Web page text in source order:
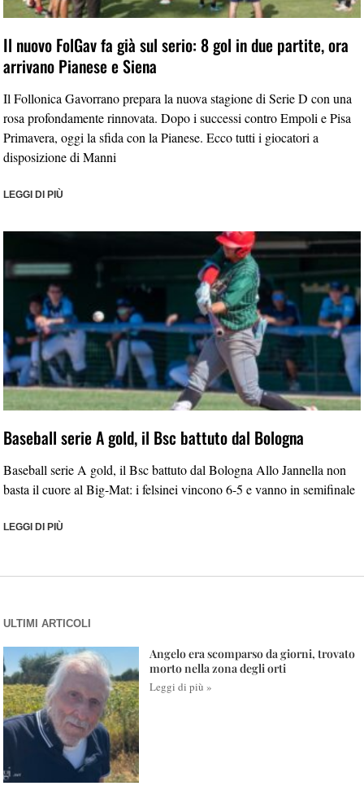
Il nuovo FolGav fa già sul serio: 8 gol in due partite, ora
arrivano Pianese e Siena
Il Follonica Gavorrano prepara la nuova stagione di Serie D con una
rosa profondamente rinnovata. Dopo i successi contro Empoli e Pisa
Primavera, oggi la sfida con la Pianese. Ecco tutti i giocatori a
disposizione di Manni
LEGGI DI PIÙ
Baseball serie A gold, il Bsc battuto dal Bologna
Baseball serie A gold, il Bsc battuto dal Bologna Allo Jannella non
basta il cuore al Big-Mat: i felsinei vincono 6-5 e vanno in semifinale
LEGGI DI PIÙ
ULTIMI ARTICOLI
Angelo era scomparso da giorni, trovato
morto nella zona degli orti
Leggi di più »